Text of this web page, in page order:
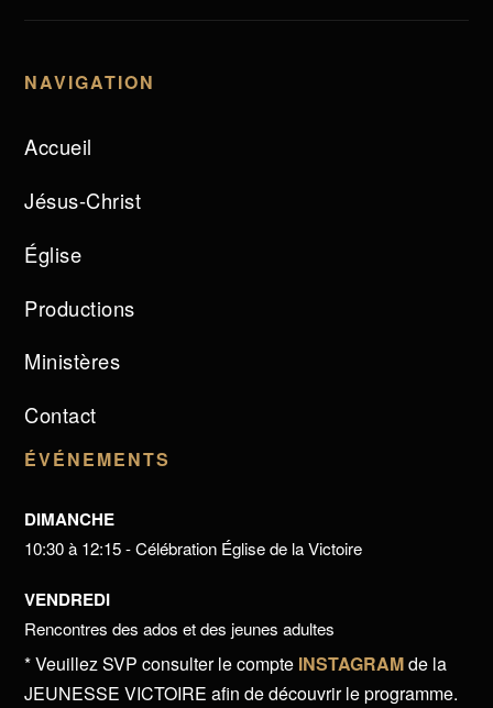
NAVIGATION
Accueil
Jésus-Christ
Église
Productions
Ministères
Contact
ÉVÉNEMENTS
DIMANCHE
10:30 à 12:15 - Célébration Église de la Victoire
VENDREDI
Rencontres des ados et des jeunes adultes
* Veuillez SVP consulter le compte INSTAGRAMde la
JEUNESSE VICTOIRE afin de découvrir le programme.